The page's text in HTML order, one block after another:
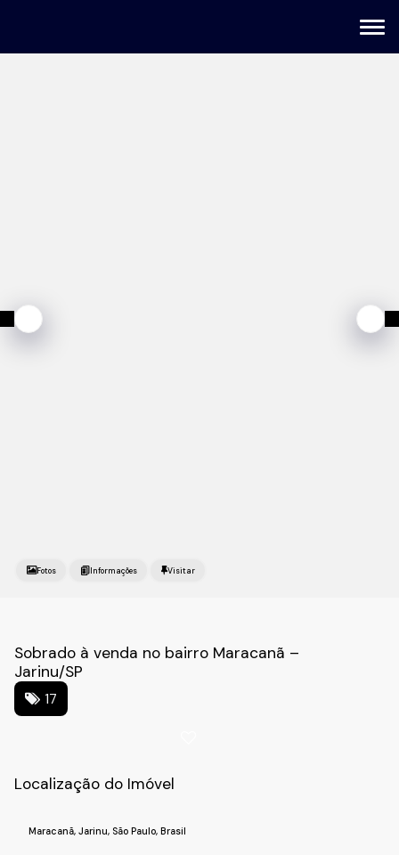
Fotos
Sobrado à venda no bairro Maracanã –
Jarinu/SP
17
Localização do Imóvel
Maracanã,Jarinu, São Paulo,Brasil